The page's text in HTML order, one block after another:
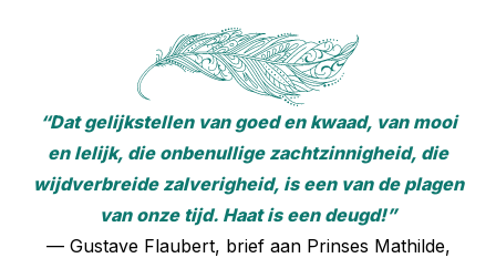
“Dat gelijkstellen van goed en kwaad, van mooi
en lelijk, die onbenullige zachtzinnigheid, die
wijdverbreide zalverigheid, is een van de plagen
van onze tijd. Haat is een deugd!”
— Gustave Flaubert, brief aan Prinses Mathilde,